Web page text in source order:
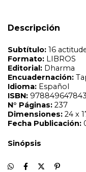
Descripción